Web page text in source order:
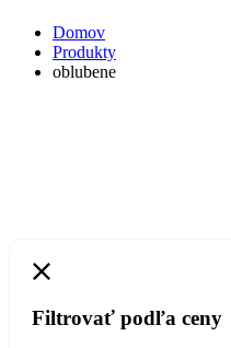
Domov
Produkty
oblubene
Filtrovať podľa ceny